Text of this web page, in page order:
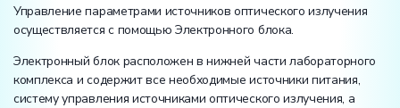
Управление параметрами источников оптического излучения
осуществляется с помощью Электронного блока.
Электронный блок расположен в нижней части лабораторного
комплекса и содержит все необходимые источники питания,
систему управления источниками оптического излучения, а